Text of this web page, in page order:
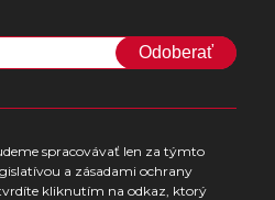
Odoberať
spracovávať len za týmto
a zásadami ochrany
kliknutím na odkaz, ktorý